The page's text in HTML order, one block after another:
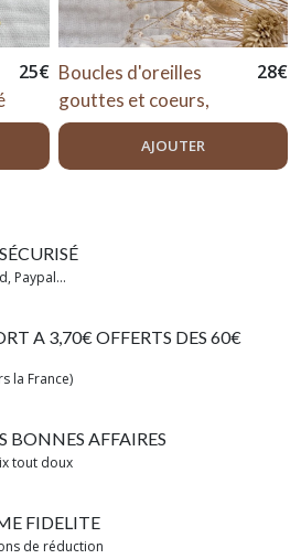
25€ Boucles d'oreilles
gouttes et coeurs,
"Romy" dorées
28€
AJOUTER
Paypal...
A 3,70€ OFFERTS DES 60€
la France)
BONNES AFFAIRES
tout doux
FIDELITE
de réduction